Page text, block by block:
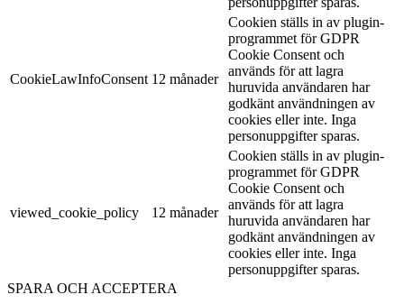
CookieLawInfoConsent 12 månader
Cookien ställs in av plugin-
programmet för GDPR
Cookie Consent och
används för att lagra
huruvida användaren har
godkänt användningen av
cookies eller inte. Inga
personuppgifter sparas.
viewed_cookie_policy 12 månader
Cookien ställs in av plugin-
programmet för GDPR
Cookie Consent och
används för att lagra
huruvida användaren har
godkänt användningen av
cookies eller inte. Inga
personuppgifter sparas.
SPARA OCH ACCEPTERA